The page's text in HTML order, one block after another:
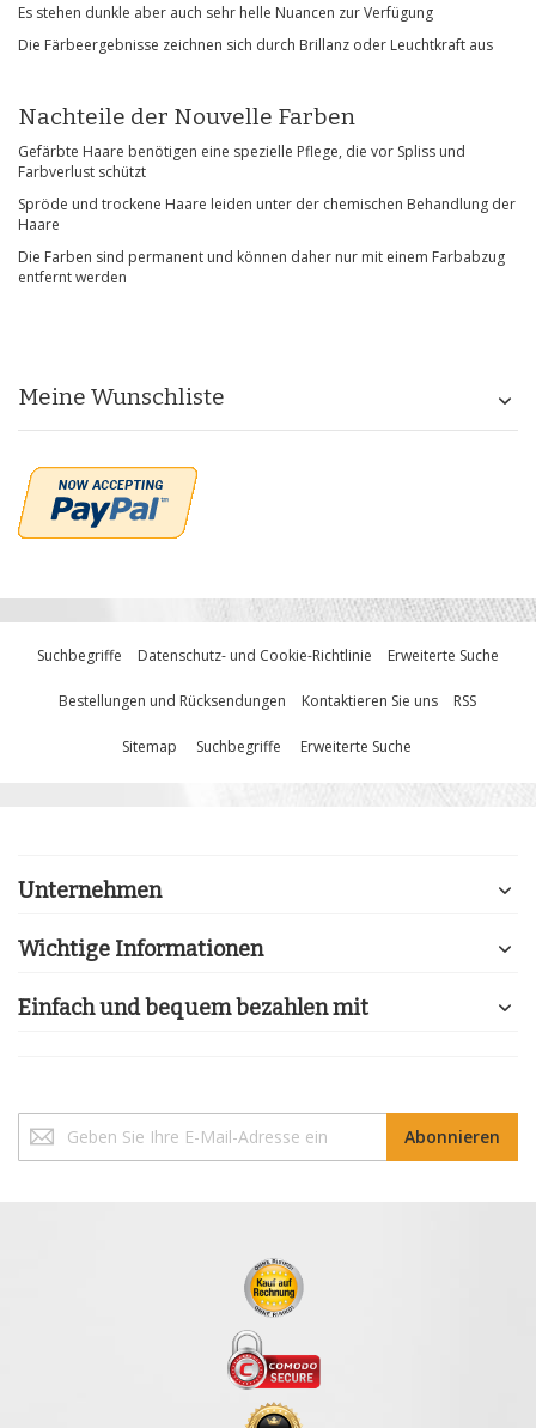
Es stehen dunkle aber auch sehr helle Nuancen zur Verfügung
Die Färbeergebnisse zeichnen sich durch Brillanz oder Leuchtkraft aus
Nachteile der Nouvelle Farben
Gefärbte Haare benötigen eine spezielle Pflege, die vor Spliss und
Farbverlust schützt
Spröde und trockene Haare leiden unter der chemischen Behandlung der
Haare
Die Farben sind permanent und können daher nur mit einem Farbabzug
entfernt werden
Meine Wunschliste
Suchbegriffe Datenschutz- und Cookie-Richtlinie Erweiterte Suche
Bestellungen und Rücksendungen Kontaktieren Sie uns RSS
Sitemap Suchbegriffe Erweiterte Suche
Unternehmen
Wichtige Informationen
Einfach und bequem bezahlen mit
Sie
sich
Abonnieren